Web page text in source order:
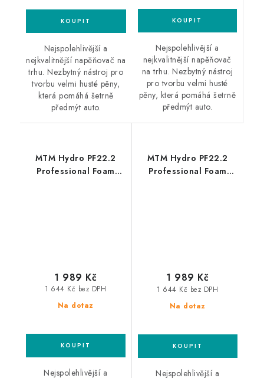
Nejspolehlivější a
nejkvalitnější napěňovač na
trhu. Nezbytný nástroj pro
tvorbu velmi husté pěny,
která pomáhá šetrně
předmýt auto.
Nejspolehlivější a
nejkvalitnější napěňovač
na trhu. Nezbytný nástroj
pro tvorbu velmi husté
pěny, která pomáhá šetrně
předmýt auto.
MTM Hydro PF22.2
Professional Foam
Na dotaz
1 644 Kč bez DPH
1 989 Kč
Nejspolehlivější a
MTM Hydro PF22.2
Professional Foam
Na dotaz
1 644 Kč bez DPH
1 989 Kč
Nejspolehlivější a